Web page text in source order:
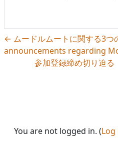
← ムードルムートに関する3
announcements regarding
参加登録締め切り迫
You are not logged in. (Log